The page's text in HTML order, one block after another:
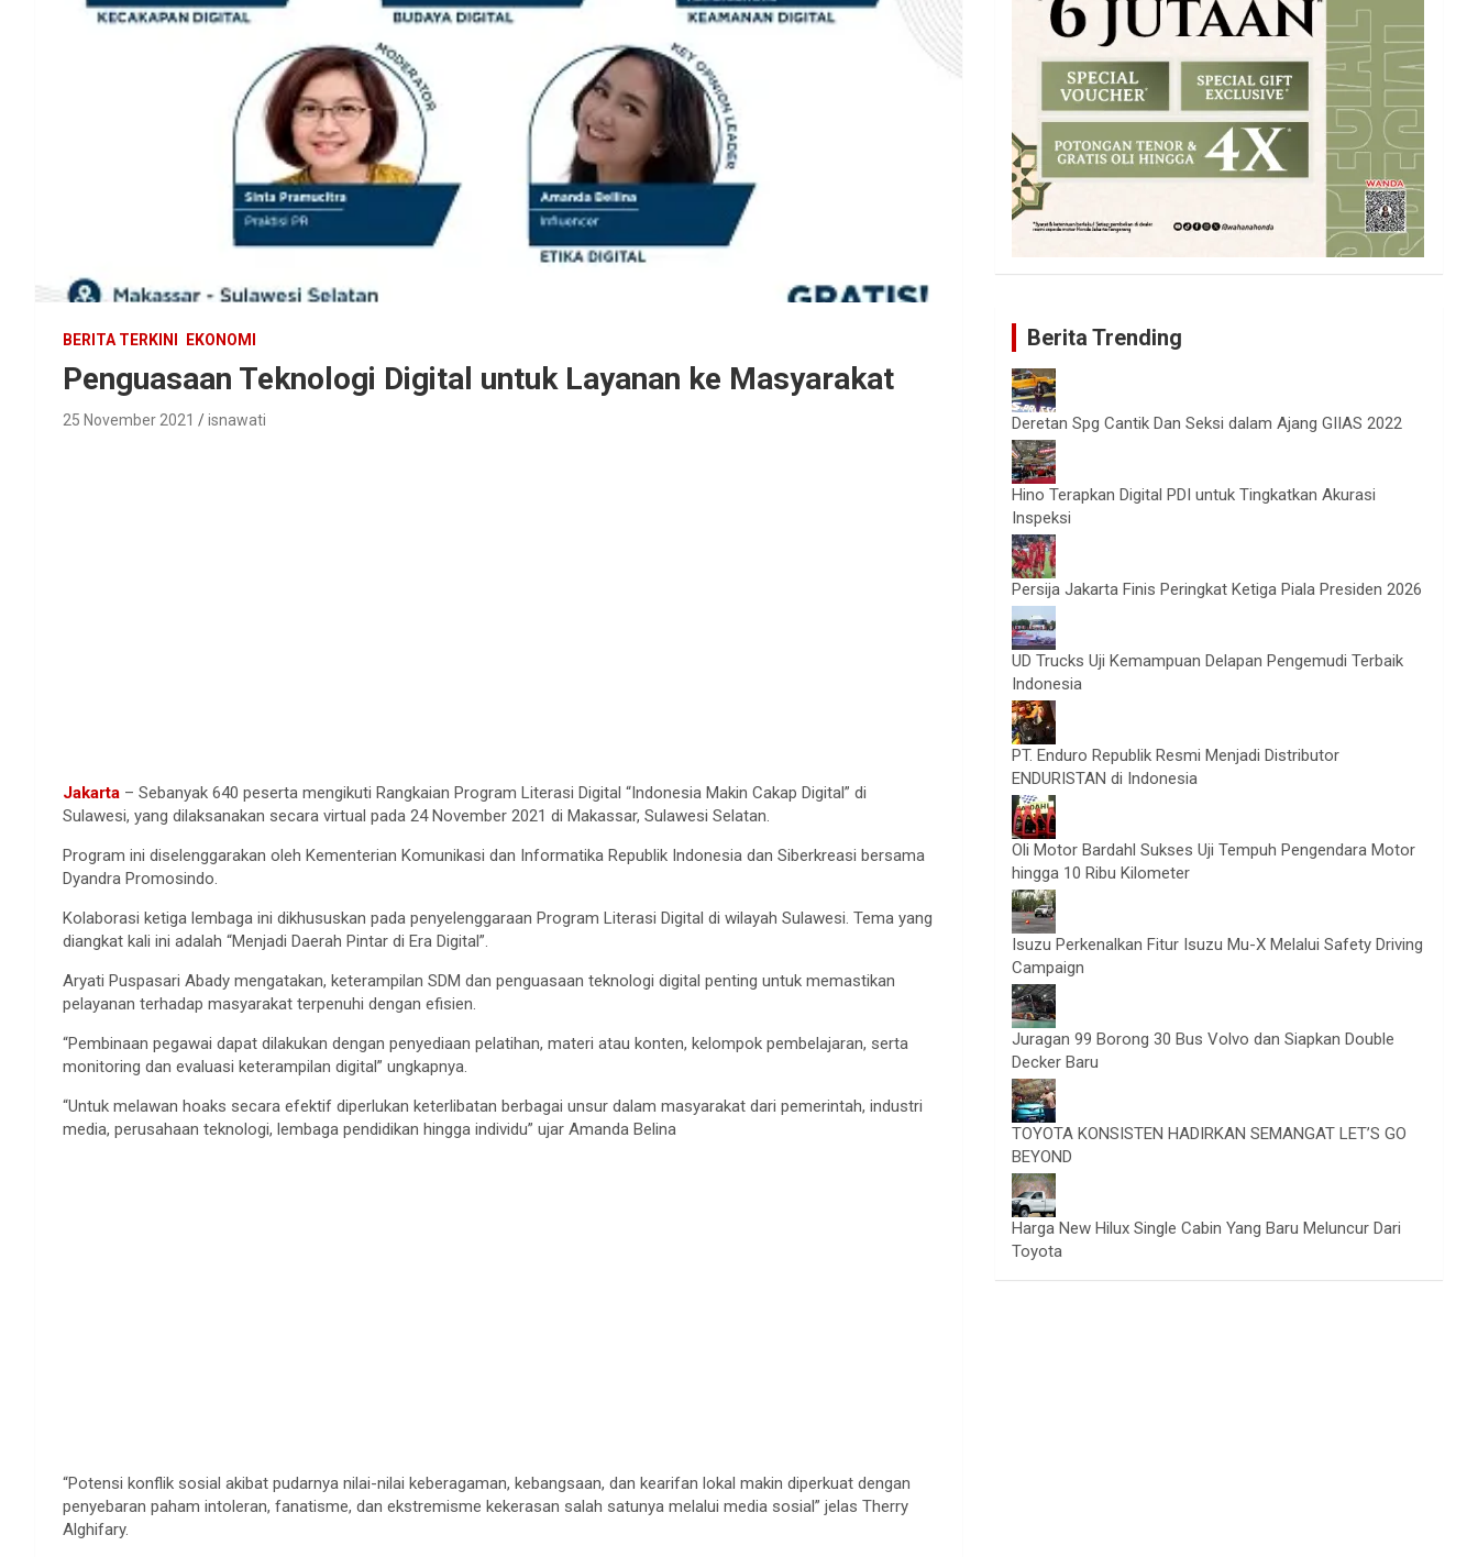
BERITA TERKINI EKONOMI
Penguasaan Teknologi Digital untuk Layanan ke Masyarakat
25 November 2021 isnawati
Jakarta – Sebanyak 640 peserta mengikuti Rangkaian Program Literasi Digital “Indonesia Makin Cakap Digital” di
Sulawesi, yang dilaksanakan secara virtual pada 24 November 2021 di Makassar, Sulawesi Selatan.
Program ini diselenggarakan oleh Kementerian Komunikasi dan Informatika Republik Indonesia dan Siberkreasi bersama
Dyandra Promosindo.
Kolaborasi ketiga lembaga ini dikhususkan pada penyelenggaraan Program Literasi Digital di wilayah Sulawesi. Tema yang
diangkat kali ini adalah “Menjadi Daerah Pintar di Era Digital”.
Aryati Puspasari Abady mengatakan, keterampilan SDM dan penguasaan teknologi digital penting untuk memastikan
pelayanan terhadap masyarakat terpenuhi dengan efisien.
“Pembinaan pegawai dapat dilakukan dengan penyediaan pelatihan, materi atau konten, kelompok pembelajaran, serta
monitoring dan evaluasi keterampilan digital” ungkapnya.
“Untuk melawan hoaks secara efektif diperlukan keterlibatan berbagai unsur dalam masyarakat dari pemerintah, industri
media, perusahaan teknologi, lembaga pendidikan hingga individu” ujar Amanda Belina
“Potensi konflik sosial akibat pudarnya nilai-nilai keberagaman, kebangsaan, dan kearifan lokal makin diperkuat dengan
penyebaran paham intoleran, fanatisme, dan ekstremisme kekerasan salah satunya melalui media sosial” jelas Therry
Alghifary.
Berita Trending
Deretan Spg Cantik Dan Seksi dalam Ajang GIIAS 2022
Hino Terapkan Digital PDI untuk Tingkatkan Akurasi
Inspeksi
Persija Jakarta Finis Peringkat Ketiga Piala Presiden 2026
UD Trucks Uji Kemampuan Delapan Pengemudi Terbaik
Indonesia
PT. Enduro Republik Resmi Menjadi Distributor
ENDURISTAN di Indonesia
Oli Motor Bardahl Sukses Uji Tempuh Pengendara Motor
hingga 10 Ribu Kilometer
Isuzu Perkenalkan Fitur Isuzu Mu-X Melalui Safety Driving
Campaign
Juragan 99 Borong 30 Bus Volvo dan Siapkan Double
Decker Baru
TOYOTA KONSISTEN HADIRKAN SEMANGAT LET’S GO
BEYOND
Harga New Hilux Single Cabin Yang Baru Meluncur Dari
Toyota